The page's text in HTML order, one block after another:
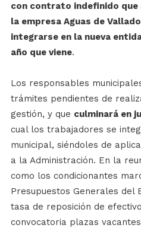
con contrato indefinido
la empresa Aguas de
integrarse en la nueva
año que viene.
Los responsables
trámites pendientes de
gestión, y que culminará en
cual los trabajadores se
municipal, siéndoles de
a la Administración. En la
como los condicionantes
Presupuestos Generales del
tasa de reposición de
convocatoria plazas